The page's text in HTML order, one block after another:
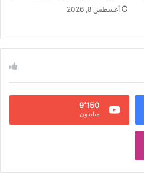
أغسطس 8, 2026
9٬150
متابعون